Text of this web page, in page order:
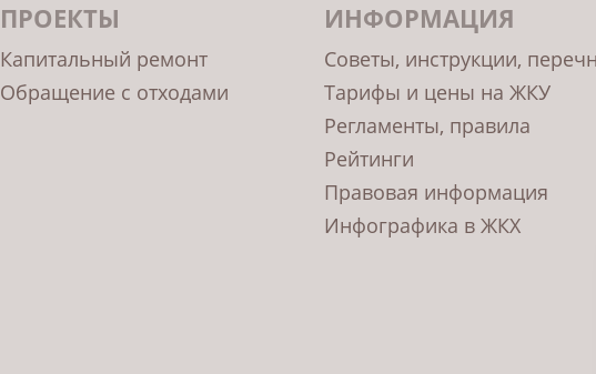
ПРОЕКТЫ
Капитальный ремонт
Обращение с отходами
ИНФОРМАЦИЯ
Советы, инструкции,
Тарифы и цены на ЖКУ
Регламенты, правила
Рейтинги
Правовая информация
Инфографика в ЖКХ